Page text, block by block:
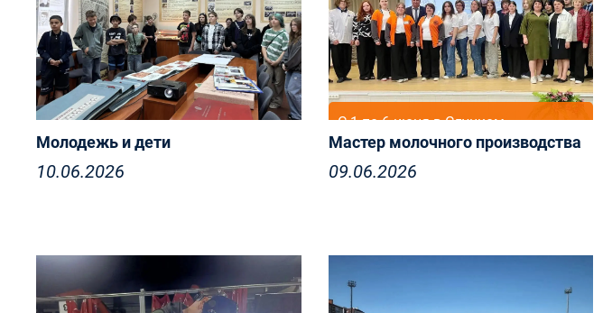
Молодежь и дети
10.06.2026
С 1 по 6 июня в Слуцком
государственном колледже
проходил IX Международный
образования по компетенции
«Мастер молочного производства»
Мастер молочного производства
09.06.2026